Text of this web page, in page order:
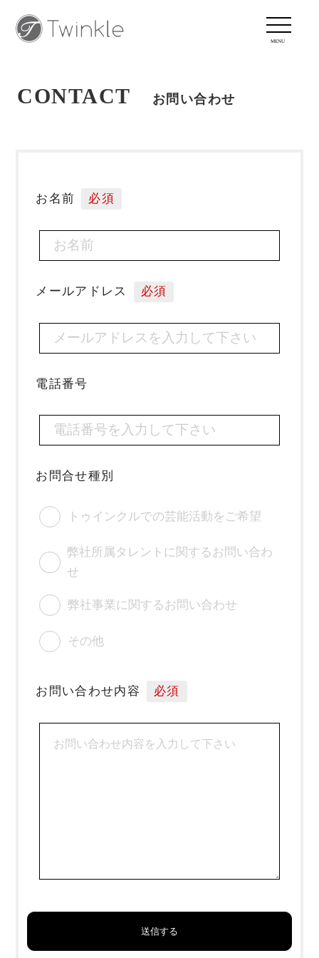
CONTACT お問い合わせ
お名前 必須
メールアドレス 必須
電話番号
お問合せ種別
トゥインクルでの芸能活動をご希望
弊社所属タレントに関するお問い合わ
せ
弊社事業に関するお問い合わせ
その他
お問い合わせ内容 必須
送信する